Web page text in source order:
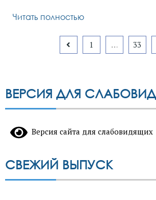
Читать полностью
1 … 33
ВЕРСИЯ ДЛЯ
Версия сайта для слабовидящих
СВЕЖИЙ ВЫПУСК